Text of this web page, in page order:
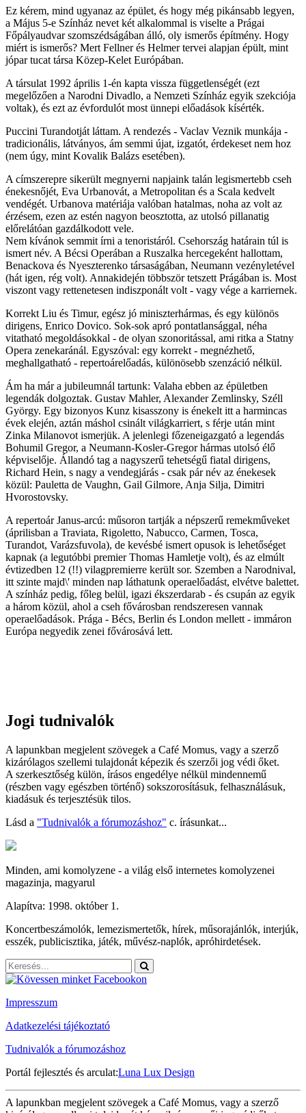
Ez kérem, mind ugyanaz az épület, és hogy még pikánsabb legyen,
a Május 5-e Színház nevet két alkalommal is viselte a Prágai
Főpályaudvar szomszédságában álló, oly ismerős építmény. Hogy
miért is ismerős? Mert Fellner és Helmer tervei alapjan épült, mint
jópar tucat társa Közep-Kelet Európában.
A társulat 1992 április 1-én kapta vissza függetlenségét (ezt
megelőzően a Narodni Divadlo, a Nemzeti Színház egyik szekciója
voltak), és ezt az évfordulót most ünnepi előadások kísérték.
Puccini Turandotját láttam. A rendezés - Vaclav Veznik munkája -
tradicionális, látványos, ám semmi újat, izgatót, érdekeset nem hoz
(nem úgy, mint Kovalik Balázs esetében).
A címszerepre sikerült megnyerni napjaink talán legismertebb cseh
énekesnőjét, Eva Urbanovát, a Metropolitan és a Scala kedvelt
vendégét. Urbanova matériája valóban hatalmas, noha az volt az
érzésem, ezen az estén nagyon beosztotta, az utolsó pillanatig
előrelátóan gazdálkodott vele.
Nem kívánok semmit írni a tenoristáról. Csehország határain túl is
ismert név. A Bécsi Operában a Ruszalka hercegeként hallottam,
Benackova és Nyeszterenko társaságában, Neumann vezényletével
(hát igen, rég volt). Annakidején többször tetszett Prágában is. Most
viszont vagy rettenetesen indiszponált volt - vagy vége a karriernek.
Korrekt Liu és Timur, egész jó miniszterhármas, és egy különös
dirigens, Enrico Dovico. Sok-sok apró pontatlansággal, néha
vitatható megoldásokkal - de olyan szonoritással, ami ritka a Statny
Opera zenekaránál. Egyszóval: egy korrekt - megnézhető,
meghallgatható - repertoárelőadás, különösebb szenzáció nélkül.
Ám ha már a jubileumnál tartunk: Valaha ebben az épületben
legendák dolgoztak. Gustav Mahler, Alexander Zemlinsky, Széll
György. Egy bizonyos Kunz kisasszony is énekelt itt a harmincas
évek elején, aztán máshol csinált világkarriert, s férje után mint
Zinka Milanovot ismerjük. A jelenlegi főzeneigazgató a legendás
Bohumil Gregor, a Neumann-Kosler-Gregor hármas utolsó élő
képviselője. Állandó tag a nagyszerű tehetségű fiatal dirigens,
Richard Hein, s nagy a vendegjárás - csak pár név az énekesek
közül: Pauletta de Vaughn, Gail Gilmore, Anja Silja, Dimitri
Hvorostovsky.
A repertoár Janus-arcú: műsoron tartják a népszerű remekműveket
(áprilisban a Traviata, Rigoletto, Nabucco, Carmen, Tosca,
Turandot, Varázsfuvola), de kevésbé ismert opusok is lehetőséget
kapnak (a legutóbbi premier Thomas Hamletje volt), és az elmúlt
évtizedben 12 (!!) vilagpremierre került sor. Szemben a Narodnival,
itt szinte majd\' minden nap láthatunk operaelőadást, elvétve balettet.
A színház pedig, főleg belül, igazi ékszerdarab - és csupán az egyik
a három közül, ahol a cseh fővárosban rendszeresen vannak
operaelőadások. Prága - Bécs, Berlin és London mellett - immáron
Európa negyedik zenei fővárosává lett.
Jogi tudnivalók
A lapunkban megjelent szövegek a Café Momus, vagy a szerző
kizárólagos szellemi tulajdonát képezik és szerzői jog védi őket.
A szerkesztőség külön, írásos engedélye nélkül mindennemű
(részben vagy egészben történő) sokszorosításuk, felhasználásuk,
kiadásuk és terjesztésük tilos.
Lásd a "Tudnivalók a fórumozáshoz" c. írásunkat...
Minden, ami komolyzene - a világ első internetes komolyzenei
magazinja, magyarul
Alapítva: 1998. október 1.
Koncertbeszámolók, lemezismertetők, hírek, műsorajánlók, interjúk,
esszék, publicisztika, játék, művész-naplók, apróhirdetések.
Impresszum
Adatkezelési tájékoztató
Tudnivalók a fórumozáshoz
Portál fejlesztés és arculat:Luna Lux Design
A lapunkban megjelent szövegek a Café Momus, vagy a szerző